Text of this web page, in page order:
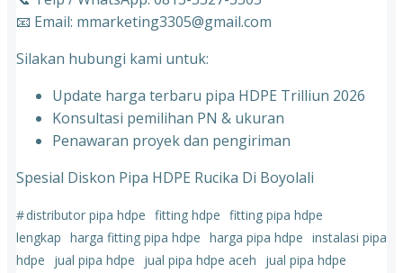
📧 Email: mmarketing3305@gmail.com
Silakan hubungi kami untuk:
Update harga terbaru pipa HDPE Trilliun 2026
Konsultasi pemilihan PN & ukuran
⁠Penawaran proyek dan pengiriman
Spesial Diskon Pipa HDPE Rucika Di Boyolali
#distributor pipa hdpe fitting hdpe fitting pipa hdpe
lengkap harga fitting pipa hdpe harga pipa hdpe instalasi pipa
hdpe
jual pipa hdpe jual pipa hdpe aceh
jual pipa hdpe